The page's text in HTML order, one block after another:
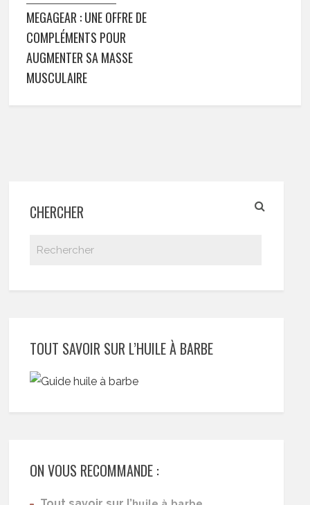
MEGAGEAR : UNE OFFRE DE
COMPLÉMENTS POUR
AUGMENTER SA MASSE
MUSCULAIRE
CHERCHER
TOUT SAVOIR SUR L’HUILE À BARBE
ON VOUS RECOMMANDE :